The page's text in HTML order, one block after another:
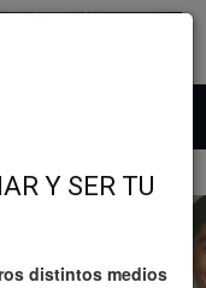
Y SER TU
distintos medios